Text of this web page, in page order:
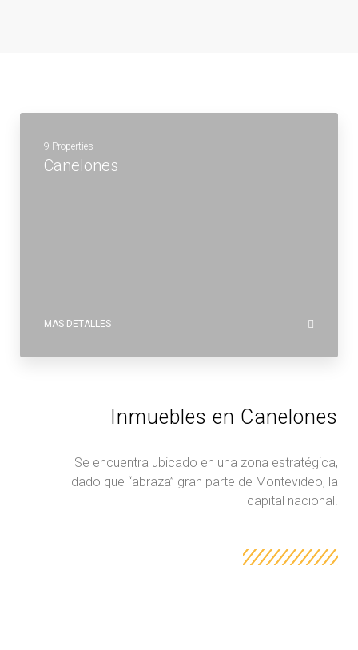
9 Properties
Canelones
MAS DETALLES
Inmuebles en Canelones
Se encuentra ubicado en una zona estratégica,
dado que “abraza” gran parte de Montevideo, la
capital nacional.